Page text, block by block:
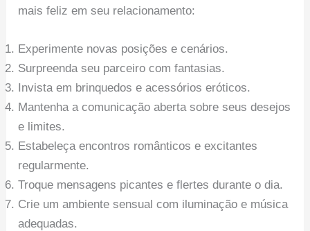
mais feliz em seu relacionamento:
Experimente novas posições e cenários.
Surpreenda seu parceiro com fantasias.
Invista em brinquedos e acessórios eróticos.
Mantenha a comunicação aberta sobre seus desejos
e limites.
Estabeleça encontros românticos e excitantes
regularmente.
Troque mensagens picantes e flertes durante o dia.
Crie um ambiente sensual com iluminação e música
adequadas.